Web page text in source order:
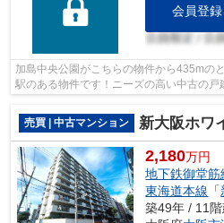
会員登
加島中央公園がこちらの物件から435mの
駅のある物件です！ニーズの高い中古の
売買 | 中古マンション
新大阪ホワ
2,180万円
地下鉄御堂筋
東海道本線 「
築49年 / 11階